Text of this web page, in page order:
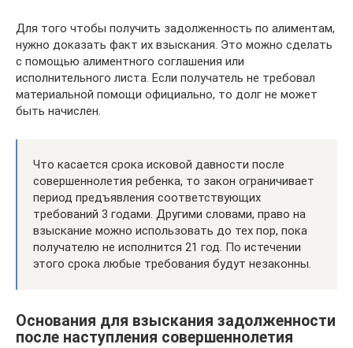
Для того чтобы получить задолженность по алиментам,
нужно доказать факт их взыскания. Это можно сделать
с помощью алиментного соглашения или
исполнительного листа. Если получатель не требовал
материальной помощи официально, то долг не может
быть начислен.
Что касается срока исковой давности после
совершеннолетия ребенка, то закон ограничивает
период предъявления соответствующих
требований 3 годами. Другими словами, право на
взыскание можно использовать до тех пор, пока
получателю не исполнится 21 год. По истечении
этого срока любые требования будут незаконны.
Основания для взыскания задолженности
после наступления совершеннолетия